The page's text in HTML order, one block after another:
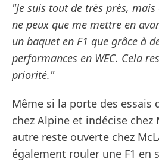
"Je suis tout de très près,
ne peux que me mettre en
un baquet en F1 que grâce à
performances en WEC. Cela
priorité."
Même si la porte des essais
chez Alpine et indécise chez
autre reste ouverte chez
également rouler une F1 en